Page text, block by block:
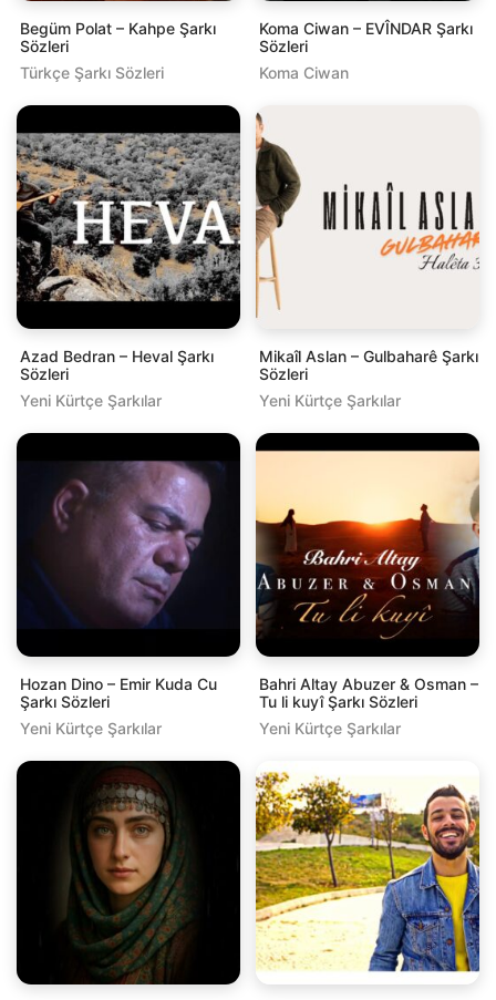
Begüm Polat – Kahpe Şarkı
Sözleri
Türkçe Şarkı Sözleri
Koma Ciwan – EVÎNDAR Şarkı
Sözleri
Koma Ciwan
Azad Bedran – Heval Şarkı
Sözleri
Yeni Kürtçe Şarkılar
Mikaîl Aslan – Gulbaharê Şarkı
Sözleri
Yeni Kürtçe Şarkılar
Hozan Dino – Emir Kuda Cu
Şarkı Sözleri
Yeni Kürtçe Şarkılar
Bahri Altay Abuzer & Osman –
Tu li kuyî Şarkı Sözleri
Yeni Kürtçe Şarkılar